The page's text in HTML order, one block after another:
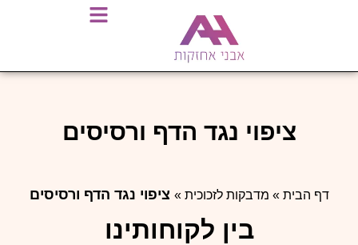
ציפוי נגד הדף ורסיסים
דף הבית » מדבקות לזכוכית » ציפוי נגד הדף ורסיסים
בין לקוחותינו